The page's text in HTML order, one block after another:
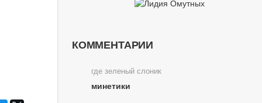
КОММЕНТАРИИ
где зеленый слоник
минетики